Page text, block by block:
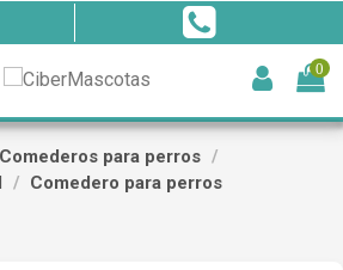
0
Comederos para perros
Comedero para perros